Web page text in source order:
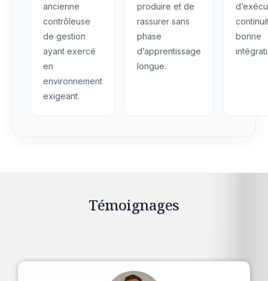
ancienne
contrôleuse
de gestion
ayant exercé
en
environnement
exigeant.
produire et de
rassurer sans
phase
d’apprentissage
longue.
bonne
Témoignages